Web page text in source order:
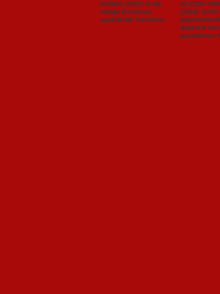
GUNDA (2020): Kritik.
Heilige Kreaturen,
spektakulär inszeniert.
GLITZER
(2020): Kritik
Bullenritt
gespaltenes